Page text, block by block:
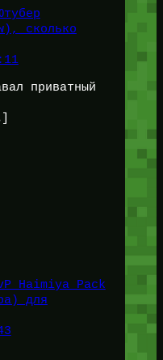
сколько
приватный
Haimiya Pack
для